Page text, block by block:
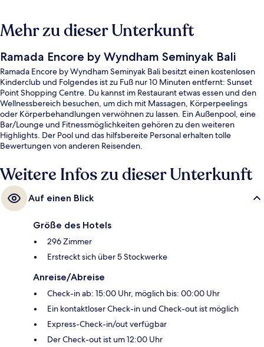
Mehr zu dieser Unterkunft
Ramada Encore by Wyndham Seminyak Bali
Ramada Encore by Wyndham Seminyak Bali besitzt einen kostenlosen
Kinderclub und Folgendes ist zu Fuß nur 10 Minuten entfernt: Sunset
Point Shopping Centre. Du kannst im Restaurant etwas essen und den
Wellnessbereich besuchen, um dich mit Massagen, Körperpeelings
oder Körperbehandlungen verwöhnen zu lassen. Ein Außenpool, eine
Bar/Lounge und Fitnessmöglichkeiten gehören zu den weiteren
Highlights. Der Pool und das hilfsbereite Personal erhalten tolle
Bewertungen von anderen Reisenden.
Weitere Infos zu dieser Unterkunft
Auf einen Blick
Größe des Hotels
296 Zimmer
Erstreckt sich über 5 Stockwerke
Anreise/Abreise
Check-in ab: 15:00 Uhr, möglich bis: 00:00 Uhr
Ein kontaktloser Check-in und Check-out ist möglich
Express-Check-in/out verfügbar
Der Check-out ist um 12:00 Uhr